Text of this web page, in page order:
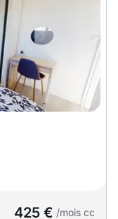
425 € /mois cc